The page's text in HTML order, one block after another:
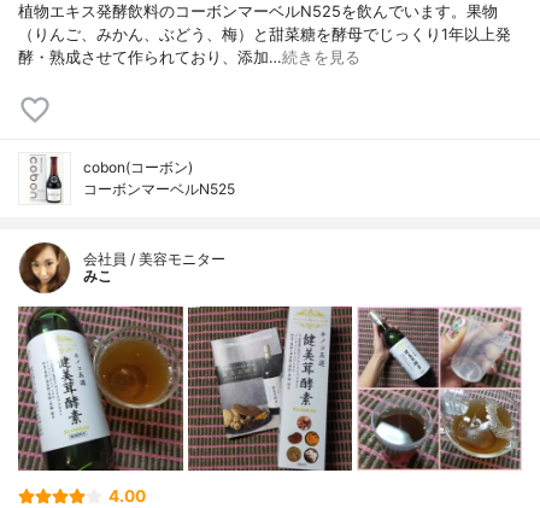
植物エキス発酵飲料のコーボンマーベルN525を飲んでいます。果物
（りんご、みかん、ぶどう、梅）と甜菜糖を酵母でじっくり1年以上発
酵・熟成させて作られており、添加…続きを見る
cobon(コーボン)
コーボンマーベルN525
会社員 / 美容モニター
みこ
4.00